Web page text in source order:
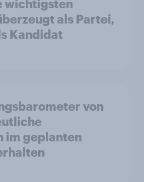
wichtigsten
als Partei,
Kandidat
von
im geplanten